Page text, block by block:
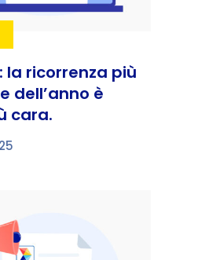
la ricorrenza più
dell’anno è
cara.